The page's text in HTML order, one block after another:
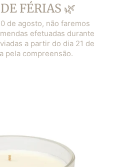
FÉRIAS 🌿
de agosto, não faremos
efetuadas durante
a partir do dia 21 de
pela compreensão.